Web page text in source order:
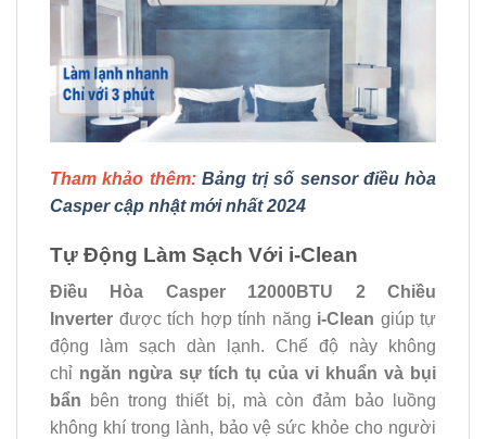
Tham khảo thêm: Bảng trị số sensor điều hòa
Casper cập nhật mới nhất 2024
Tự Động Làm Sạch Với i-Clean
Điều Hòa Casper 12000BTU 2 Chiều
Inverter được tích hợp tính năng i-Clean giúp tự
động làm sạch dàn lạnh. Chế độ này không
chỉ ngăn ngừa sự tích tụ của vi khuẩn và bụi
bẩn bên trong thiết bị, mà còn đảm bảo luồng
không khí trong lành, bảo vệ sức khỏe cho người